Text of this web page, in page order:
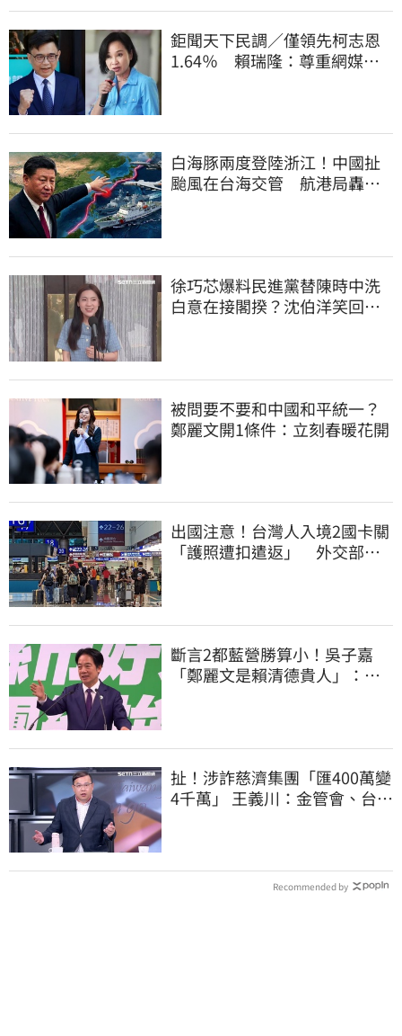
鉅聞天下民調／僅領先柯志恩
1.64％ 賴瑞隆：尊重網媒特
白海豚兩度登陸浙江！中國扯
颱風在台海交管 航港局轟：
徐巧芯爆料民進黨替陳時中洗
白意在接閣揆？沈伯洋笑回：
被問要不要和中國和平統一？
鄭麗文開1條件：立刻春暖花開
出國注意！台灣人入境2國卡關
「護照遭扣遣返」 外交部證
斷言2都藍營勝算小！吳子嘉
「鄭麗文是賴清德貴人」：保
扯！涉詐慈濟集團「匯400萬變
4千萬」 王義川：金管會、台銀
Recommended by